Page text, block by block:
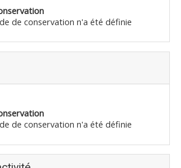
de conservation n'a été définie
de conservation n'a été définie